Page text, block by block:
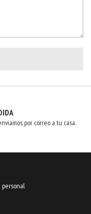
por correo a tu casa.
personal